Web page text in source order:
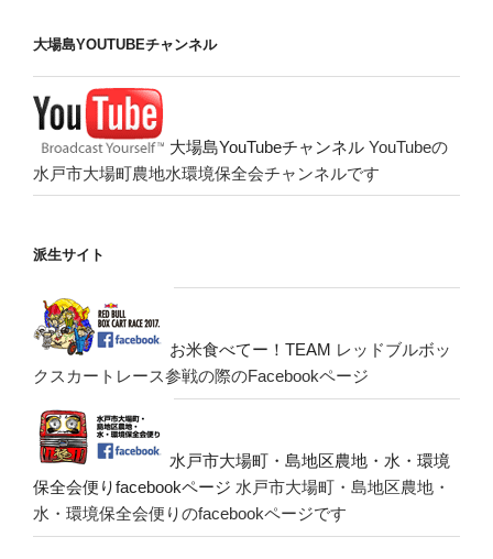
大場島YOUTUBEチャンネル
大場島YouTubeチャンネル YouTubeの
水戸市大場町農地水環境保全会チャンネルです
派生サイト
お米食べてー！TEAM レッドブルボッ
クスカートレース参戦の際のFacebookページ
水戸市大場町・島地区農地・水・環境
保全会便りfacebookページ 水戸市大場町・島地区農地・
水・環境保全会便りのfacebookページです